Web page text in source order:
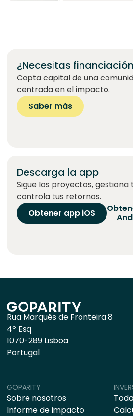
¿Necesitas
Capta capital de una
centrada en el impacto.
Saber más
Descarga la app
Sigue los proyectos, gestiona
controla tus retornos.
Obtener app iOS
Rua Marquês de Fronteira 8
4º Esq
1070-289 Lisboa
Portugal
GOPARITY
Sobre nosotros
Informe de impacto